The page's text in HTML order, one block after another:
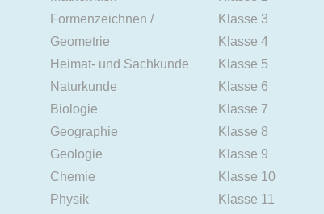
Formenzeichnen /
Geometrie
Heimat- und Sachkunde
Naturkunde
Biologie
Geographie
Geologie
Chemie
Physik
Klasse 3
Klasse 4
Klasse 5
Klasse 6
Klasse 7
Klasse 8
Klasse 9
Klasse 10
Klasse 11